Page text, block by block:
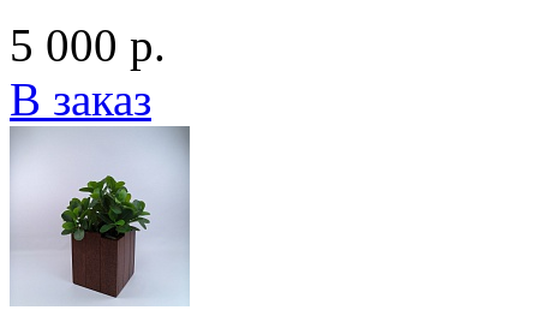
5 000 р.
В заказ